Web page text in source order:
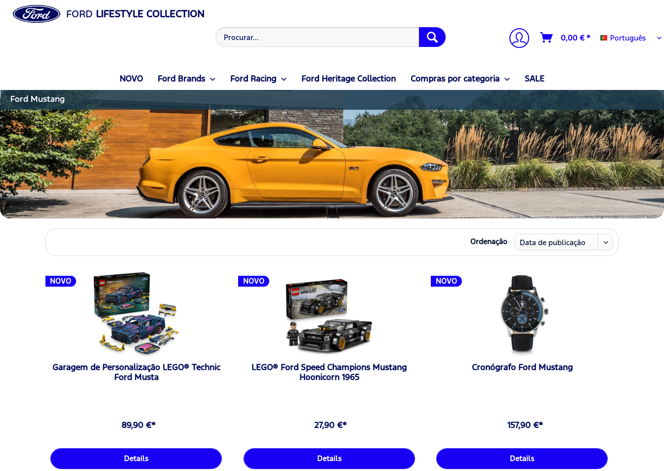
FORD LIFESTYLE COLLECTION
0,00 € * Português
Português
NOVO Ford Brands Ford Racing Ford Heritage Collection Compras por categoria
SALE
Ford Mustang
Ordenação
NOVO
Garagem de Personalização LEGO® Technic
Ford Musta
89,90 €*
Details
NOVO
LEGO® Ford Speed Champions Mustang
Hoonicorn 1965
27,90 €*
Details
NOVO
Cronógrafo Ford Mustang
157,90 €*
Details